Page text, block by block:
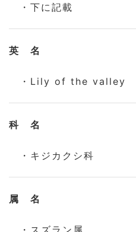
・下に記載
英 名
・Lily of the valley
科 名
・キジカクシ科
属 名
・スズラン属